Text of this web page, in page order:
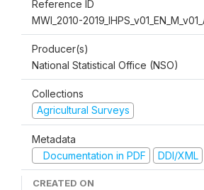
Reference ID
MWI_2010-
Producer(s)
National Statistical Office (NSO)
Collections
Agricultural Surveys
Metadata
Documentation in PDF
DDI/XML
CREATED ON